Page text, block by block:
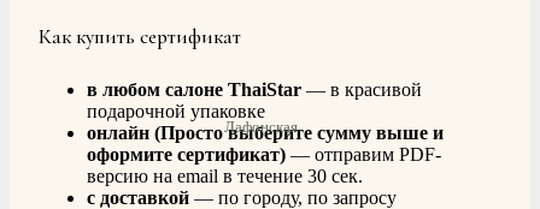
Лафонская
Как купить сертификат
в любом салоне ThaiStar — в красивой
подарочной упаковке
онлайн (Просто выберите сумму выше и
оформите сертификат) — отправим PDF-
версию на email в течение 30 сек.
с доставкой — по городу, по запросу